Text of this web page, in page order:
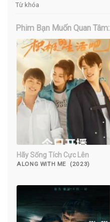
Từ khóa
Phim Bạn Muốn Quan Tâm:
Hãy Sống Tích Cực Lên
ALONG WITH ME (2023)